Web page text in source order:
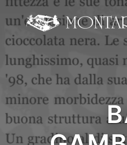
IT
L’azienda